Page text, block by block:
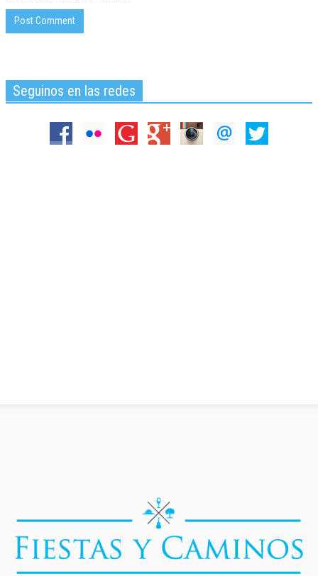
Seguinos en las redes